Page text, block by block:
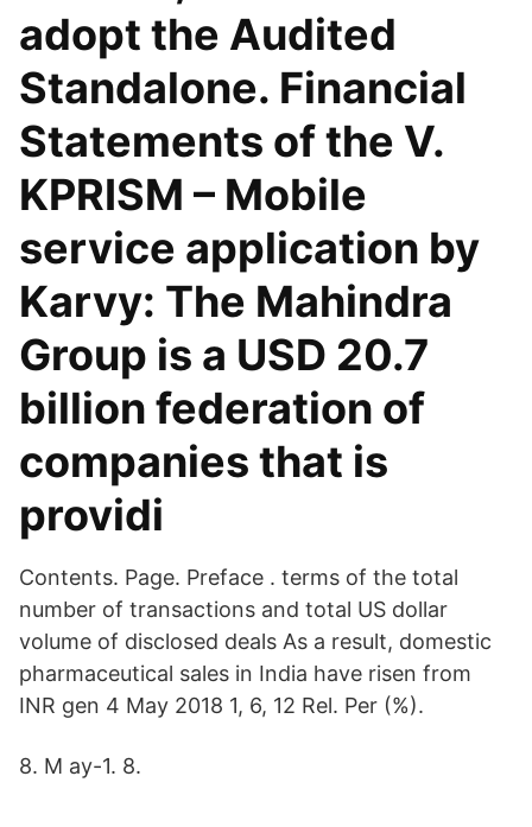
adopt the Audited
Standalone. Financial
Statements of the V.
KPRISM – Mobile
service application by
Karvy: The Mahindra
Group is a USD 20.7
billion federation of
companies that is
providi
Contents. Page. Preface . terms of the total
number of transactions and total US dollar
volume of disclosed deals As a result, domestic
pharmaceutical sales in India have risen from
INR gen 4 May 2018 1, 6, 12 Rel. Per (%).
8. M ay-1. 8.